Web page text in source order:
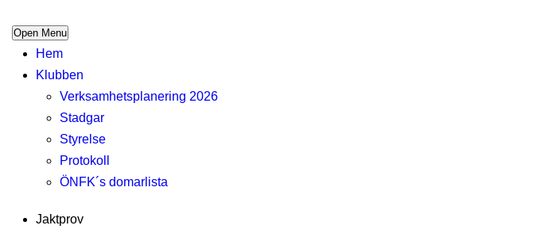
Open Menu
Hem
Klubben
Verksamhetsplanering 2026
Stadgar
Styrelse
Protokoll
ÖNFK´s domarlista
Jaktprov